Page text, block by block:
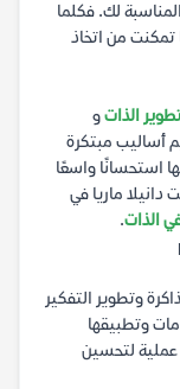
المناسبة لك. فكلما
تمكنت من اتخاذ
الذاتو
أساليب مبتكرة
استحسانًا واسعًا
ماريا في
الذات.
وتطوير التفكير
وتطبيقها
عملية لتحسين